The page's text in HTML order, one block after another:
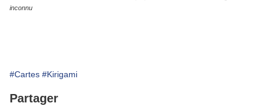
inconnu
#Cartes #Kirigami
Partager